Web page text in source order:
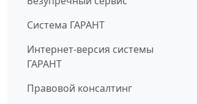
Система ГАРАНТ
Интернет-версия системы
ГАРАНТ
Правовой консалтинг